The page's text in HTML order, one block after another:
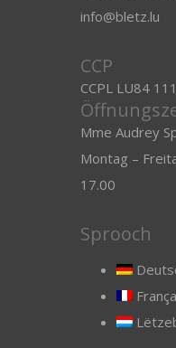
info@bletz.lu
CCP
CCPL LU84
Mme Audrey
Montag –
17.00
Sprooch